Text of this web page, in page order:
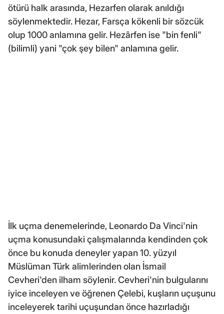
ötürü halk arasında, Hezarfen olarak anıldığı
söylenmektedir. Hezar, Farsça kökenli bir sözcük
olup 1000 anlamına gelir. Hezârfen ise "bin fenli"
(bilimli) yani "çok şey bilen" anlamına gelir.
İlk uçma denemelerinde, Leonardo Da Vinci'nin
uçma konusundaki çalışmalarında kendinden çok
önce bu konuda deneyler yapan 10. yüzyıl
Müslüman Türk alimlerinden olan İsmail
Cevheri'den ilham söylenir. Cevheri'nin bulgularını
iyice inceleyen ve öğrenen Çelebi, kuşların uçuşunu
inceleyerek tarihi uçuşundan önce hazırladığı